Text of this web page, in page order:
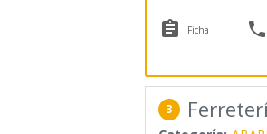
 Ficha
3